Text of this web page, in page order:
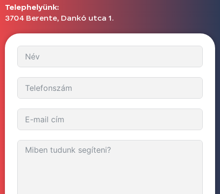
Telephelyünk:
3704 Berente, Dankó utca 1.